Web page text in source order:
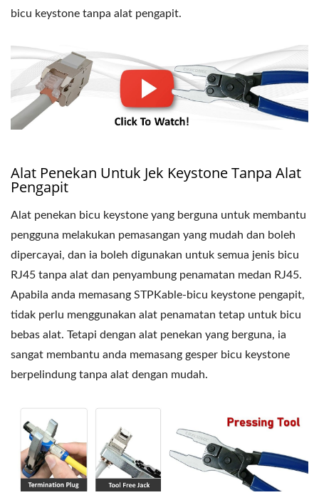
bicu keystone tanpa alat pengapit.
Alat Penekan Untuk Jek Keystone Tanpa Alat
Pengapit
Alat penekan bicu keystone yang berguna untuk membantu
pengguna melakukan pemasangan yang mudah dan boleh
dipercayai, dan ia boleh digunakan untuk semua jenis bicu
RJ45 tanpa alat dan penyambung penamatan medan RJ45.
Apabila anda memasang STPKable-bicu keystone pengapit,
tidak perlu menggunakan alat penamatan tetap untuk bicu
bebas alat. Tetapi dengan alat penekan yang berguna, ia
sangat membantu anda memasang gesper bicu keystone
berpelindung tanpa alat dengan mudah.